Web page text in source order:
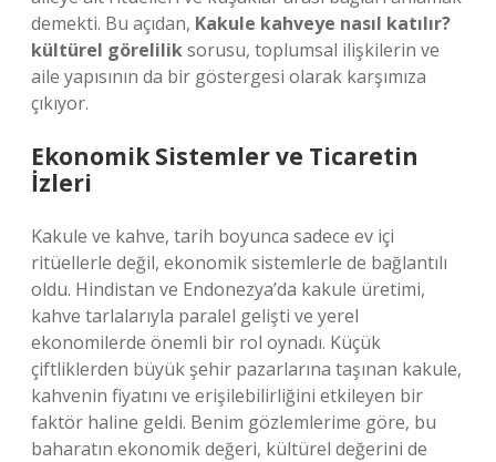
demekti. Bu açıdan, Kakule kahveye nasıl katılır?
kültürel göreliliksorusu, toplumsal ilişkilerin ve
aile yapısının da bir göstergesi olarak karşımıza
çıkıyor.
Ekonomik Sistemler ve Ticaretin
İzleri
Kakule ve kahve, tarih boyunca sadece ev içi
ritüellerle değil, ekonomik sistemlerle de bağlantılı
oldu. Hindistan ve Endonezya’da kakule üretimi,
kahve tarlalarıyla paralel gelişti ve yerel
ekonomilerde önemli bir rol oynadı. Küçük
çiftliklerden büyük şehir pazarlarına taşınan kakule,
kahvenin fiyatını ve erişilebilirliğini etkileyen bir
faktör haline geldi. Benim gözlemlerime göre, bu
baharatın ekonomik değeri, kültürel değerini de